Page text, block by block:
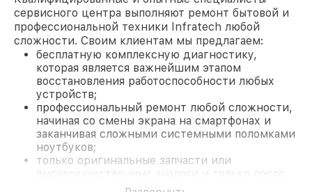
сервисного центра выполняют ремонт бытовой и
профессиональной техники Infratech любой
сложности. Своим клиентам мы предлагаем:
бесплатную комплексную диагностику,
которая является важнейшим этапом
восстановления работоспособности любых
устройств;
профессиональный ремонт любой сложности,
начиная со смены экрана на смартфонах и
заканчивая сложными системными поломками
ноутбуков;
только оригинальные запчасти или
согласования с клиентом.